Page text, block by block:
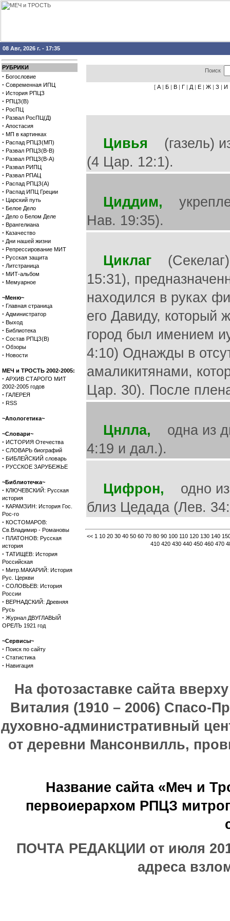
08 Авг, 2026 г. - 17:35
РУБРИКИ
· Богословие
· Современная ИПЦ
· История РПЦЗ
· РПЦЗ(В)
· РосПЦ
· Развал РосПЦ(Д)
· Апостасия
· МП в картинках
· Распад РПЦЗ(МП)
· Развал РПЦЗ(В-В)
· Развал РПЦЗ(В-А)
· Развал РИПЦ
· Развал РПАЦ
· Распад РПЦЗ(А)
· Распад ИПЦ Греции
· Царский путь
· Белое Дело
· Дело о Белом Деле
· Врангелиана
· Казачество
· Дни нашей жизни
· Репрессирование МИТ
· Русская защита
· Литстраница
· МИТ-альбом
· Мемуарное
~Меню~
· Главная страница
· Администратор
· Выход
· Библиотека
· Состав РПЦЗ(В)
· Обзоры
· Новости
МЕЧ и ТРОСТЬ 2002-2005:
· АРХИВ СТАРОГО МИТ
2002-2005 годов
· ГАЛЕРЕЯ
· RSS
~Апологетика~
~Словари~
· ИСТОРИЯ Отечества
· СЛОВАРЬ биографий
· БИБЛЕЙСКИЙ словарь
· РУССКОЕ ЗАРУБЕЖЬЕ
~Библиотечка~
· КЛЮЧЕВСКИЙ: Русская
история
· КАРАМЗИН: История Гос.
Рос-го
· КОСТОМАРОВ:
Св.Владимир - Романовы
· ПЛАТОНОВ: Русская
история
· ТАТИЩЕВ: История
Российская
· Митр.МАКАРИЙ: История
Рус. Церкви
· СОЛОВЬЕВ: История
России
· ВЕРНАДСКИЙ: Древняя
Русь
· Журнал ДВУГЛАВЫЙ
ОРЕЛЪ 1921 год
~Сервисы~
· Поиск по сайту
· Статистика
· Навигация
Поиск
[ А | Б | В | Г | Д | Е | Ж | З | И
Цивья (газель)
(4 Цар. 12:1).
Циддим,
Нав. 19:35).
Циклаг
15:31),
находился в руках
его Давиду, который
город был имением
4:10) Однажды в
амаликитянами,
Цар. 30). После
Цнлла, одна из
4:19 и дал.).
Цифрон, одно из
близ Цедада (Лев.
<< 1 10 20 30 40 50 60 70 80 90 100 110 120 130 140
410 420 430 440 450 460 470
На фотозаставке сайта
Виталия (1910 – 2006) Спасо-
духовно-административный
от деревни Мансонвилль,
Название сайта «Меч и
первоиерархом РПЦЗ
ПОЧТА РЕДАКЦИИ от июля
адреса